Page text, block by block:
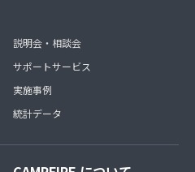
説明会・相談会
サポートサービス
実施事例
統計データ